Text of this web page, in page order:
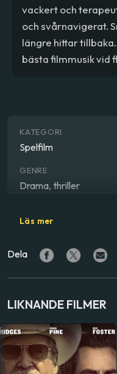
vackert och
och svårnavigerat.
längre hittar
bästa filmmusik vid
KATEGORI
Spelfilm
GENRE
Drama, thriller
Ashley Avis
SKÅDESPELARE
USA
SPRÅK
Engelska
Läs mer
Dela
LIKNANDE FILMER